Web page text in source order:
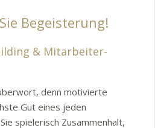
Begeisterung!
& Mitarbeiter-
denn motivierte
Gut eines jeden
spielerisch Zusammenhalt,